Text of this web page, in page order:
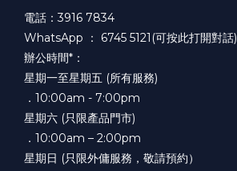
電話：3916 7834
WhatsApp ： 6745 5121(可按此打開對話)
辦公時間*：
星期一至星期五 (所有服務)
．10:00am - 7:00pm
星期六 (只限產品門市)
．10:00am – 2:00pm
星期日 (只限外傭服務，敬請預約）